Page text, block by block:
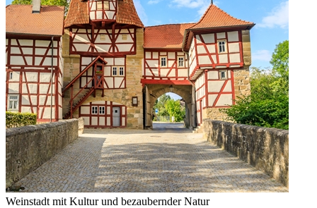
Weinstadt mit Kultur und bezaubernder Natur